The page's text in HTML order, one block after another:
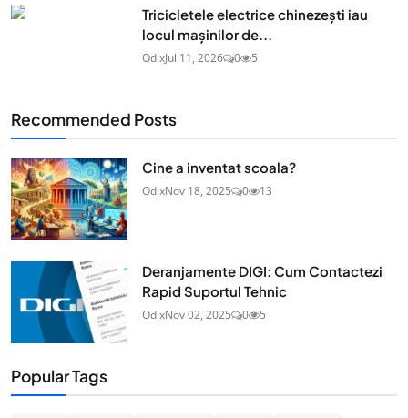
Tricicletele electrice chinezești iau
locul mașinilor de...
OdixJul 11, 2026 0 5
Recommended Posts
Cine a inventat scoala?
OdixNov 18, 2025 0 13
Deranjamente DIGI: Cum Contactezi
Rapid Suportul Tehnic
OdixNov 02, 2025 0 5
Popular Tags